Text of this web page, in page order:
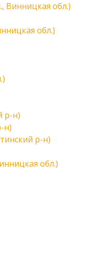
Винницкая обл.)
обл.)
р-н)
н)
р-н)
обл.)